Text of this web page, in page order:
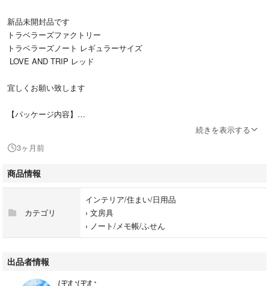
新品未開封品です
トラベラーズファクトリー
トラベラーズノート レギュラーサイズ
LOVE AND TRIP レッド
宜しくお願い致します
【パッケージ内容】
(64ページ、無罫、ステッチャー綴じ）
カード付（7柄×1枚、ミシン目入）
〇コットンケース
【素材】
コットンケース/布製
続きを表示する
3ヶ月前
商品情報
カテゴリ
インテリア/住まい/日用品
› 文房具
› ノート/メモ帳/ふせん
出品者情報